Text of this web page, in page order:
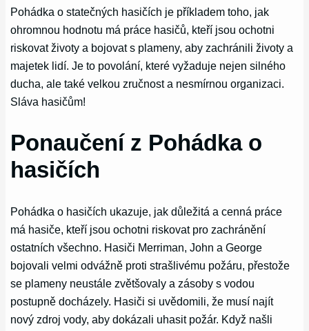
Pohádka o statečných hasičích je příkladem toho, jak
ohromnou hodnotu má práce hasičů, kteří jsou ochotni
riskovat životy a bojovat s plameny, aby zachránili životy a
majetek lidí. Je to povolání, které vyžaduje nejen silného
ducha, ale také velkou zručnost a nesmírnou organizaci.
Sláva hasičům!
Ponaučení z Pohádka o
hasičích
Pohádka o hasičích ukazuje, jak důležitá a cenná práce
má hasiče, kteří jsou ochotni riskovat pro zachránění
ostatních všechno. Hasiči Merriman, John a George
bojovali velmi odvážně proti strašlivému požáru, přestože
se plameny neustále zvětšovaly a zásoby s vodou
postupně docházely. Hasiči si uvědomili, že musí najít
nový zdroj vody, aby dokázali uhasit požár. Když našli